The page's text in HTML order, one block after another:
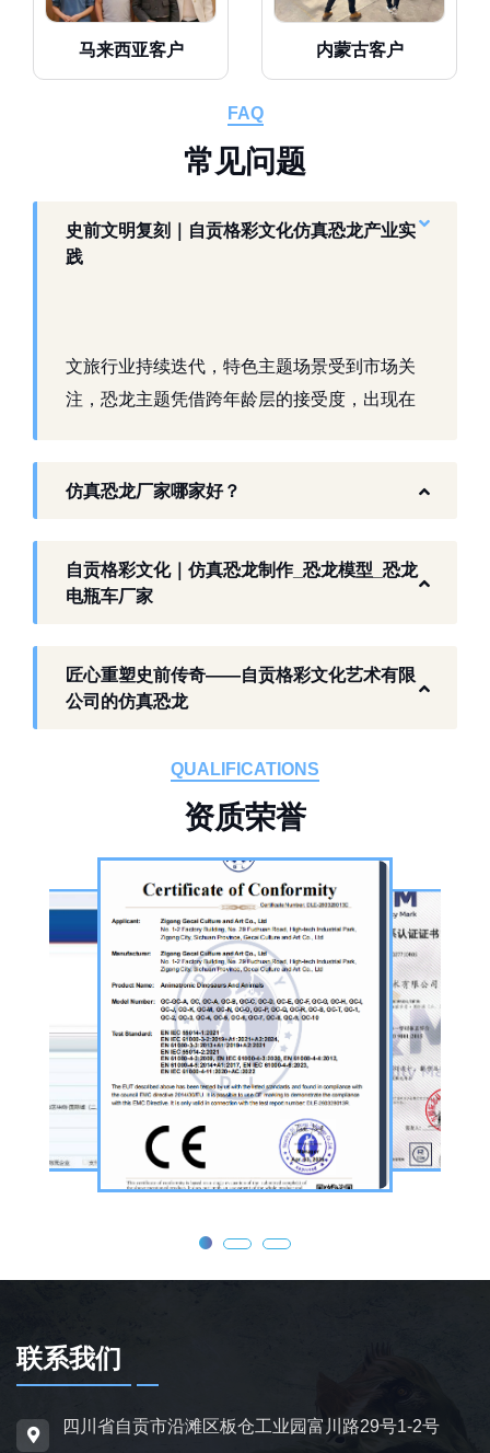
马来西亚客户 内蒙古客户
FAQ
常 见问题
史前文明复刻｜自贡格彩文化仿真恐龙产业实
践
文旅行业持续迭代，特色主题场景受到市场关
注，恐龙主题凭借跨年龄层的接受度，出现在
生态。自贡格彩文化艺术有限公司扎根本地产
以工厂生产能力，为各地客户提供史前主题相
关产品与服务。
工厂生产基础 构建恐龙产业全链服务
作为开展史前仿真模型生产的恐龙制作工厂，
板仓工业园，拥有标准化生产车间、配套生产
品的恐龙制作公司。公司采用按需定制模式，
从前期方案设计、场景规划，到中期原料选
择、工序制作，再到后期运输配送、上门安装
调试，形成全流程服务，可用于主题乐园、文
旅景区、科普展馆、商业广场、大型展会、节
庆活动等场景。
公司核心业务为仿真恐龙制作，产品线涵盖静
态展示、动态互动、游乐体验三类。其中，机
器恐龙结合机械传动、智能控制技术，可实现
眨眼、张嘴吼叫、摆尾、行走、呼吸起伏等动
态效果，皮肤采用环保硅胶材质，还原史前恐
大型雕塑，覆盖霸王龙、三角龙、剑龙、长颈
龙、翼龙等常见品类，同时支持恐龙化石骨架
场景摆放。
为适配亲子游乐场景，公司推出恐龙电动车与
仿真恐龙厂家哪家好？
自贡格彩文化｜仿真恐龙制作_恐龙模型_恐龙
电瓶车厂家
匠心重塑史前传奇——自贡格彩文化艺术有限
公司的仿真恐龙
QUALIFICATIONS
资质荣誉
联系我们
四川省自贡市沿滩区板仓工业园富川路29号1-2号